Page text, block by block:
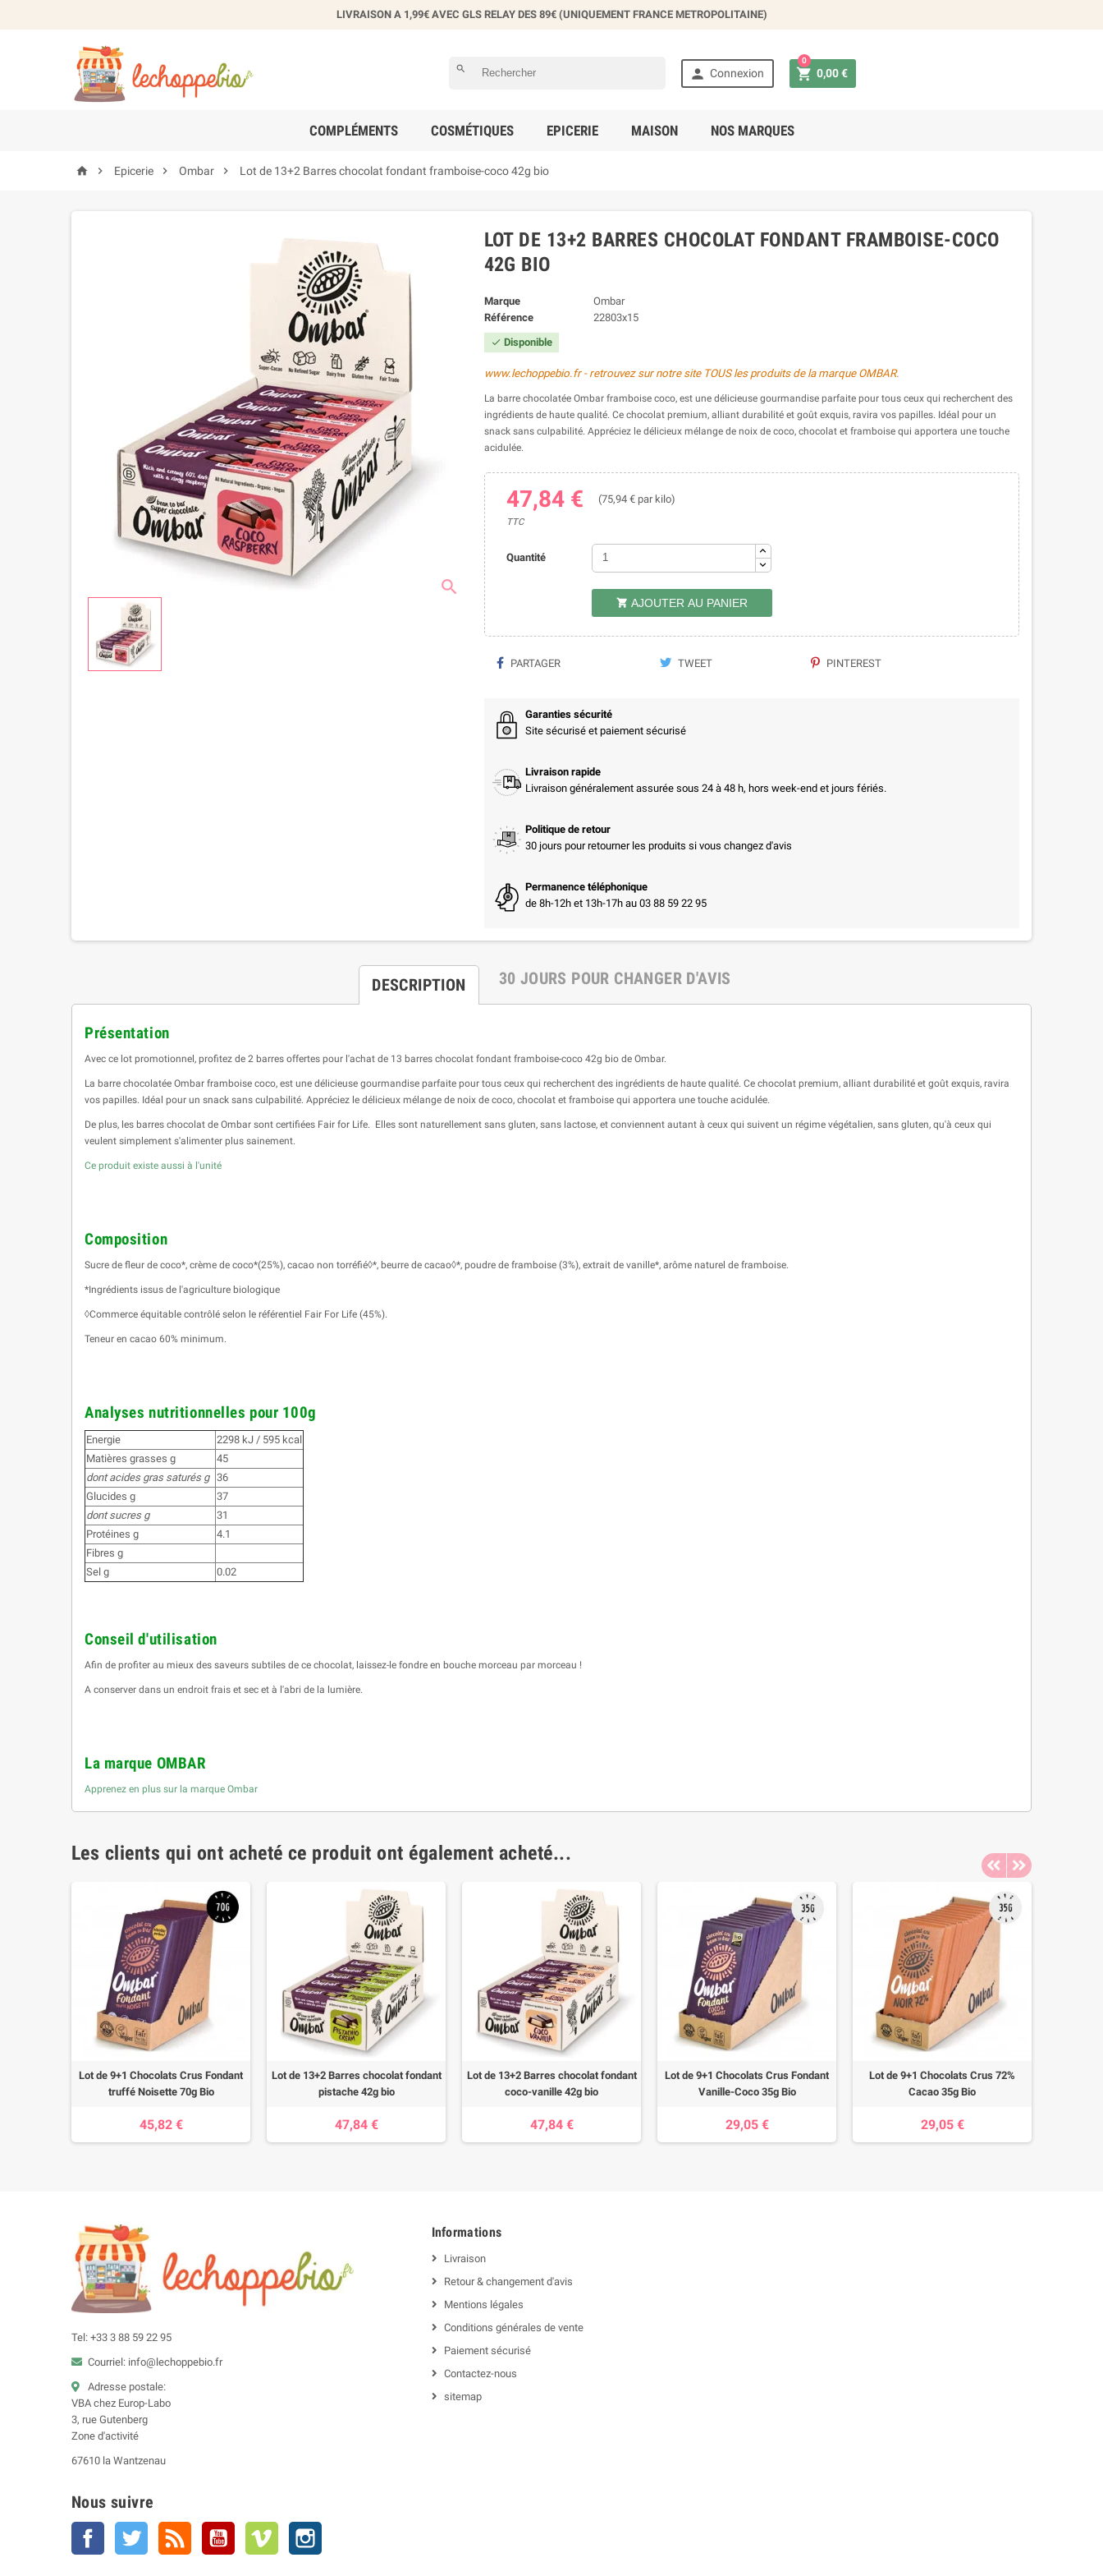
LIVRAISON A 1,99€ AVEC GLS RELAY DES 89€ (UNIQUEMENT FRANCE METROPOLITAINE)
search  Connexion  0,00 €
0
COMPLÉMENTS COSMÉTIQUES EPICERIE MAISON NOS MARQUES
  Epicerie  Ombar  Lot de 13+2 Barres chocolat fondant framboise-coco 42g bio
search
LOT DE 13+2 BARRES CHOCOLAT FONDANT FRAMBOISE-COCO
42G BIO
Marque
Ombar
Référence
22803x15
 Disponible
www.lechoppebio.fr - retrouvez sur notre site TOUS les produits de la marque OMBAR.
La barre chocolatée Ombar framboise coco, est une délicieuse gourmandise parfaite pour tous ceux qui recherchent des
ingrédients de haute qualité. Ce chocolat premium, alliant durabilité et goût exquis, ravira vos papilles. Idéal pour un
snack sans culpabilité. Appréciez le délicieux mélange de noix de coco, chocolat et framboise qui apportera une touche
acidulée.
47,84 € (75,94 € par kilo)
TTC
Quantité
 AJOUTER AU PANIER
PARTAGER TWEET PINTEREST
Garanties sécurité
Site sécurisé et paiement sécurisé
Livraison rapide
Livraison généralement assurée sous 24 à 48 h, hors week-end et jours fériés.
Politique de retour
30 jours pour retourner les produits si vous changez d'avis
Permanence téléphonique
de 8h-12h et 13h-17h au 03 88 59 22 95
DESCRIPTION 30 JOURS POUR CHANGER D'AVIS
Présentation
Avec ce lot promotionnel, profitez de 2 barres offertes pour l'achat de 13 barres chocolat fondant framboise-coco 42g bio de Ombar.
La barre chocolatée Ombar framboise coco, est une délicieuse gourmandise parfaite pour tous ceux qui recherchent des ingrédients de haute qualité. Ce chocolat premium, alliant durabilité et goût exquis, ravira
vos papilles. Idéal pour un snack sans culpabilité. Appréciez le délicieux mélange de noix de coco, chocolat et framboise qui apportera une touche acidulée.
De plus, les barres chocolat de Ombar sont certifiées Fair for Life. Elles sont naturellement sans gluten, sans lactose, et conviennent autant à ceux qui suivent un régime végétalien, sans gluten, qu'à ceux qui
veulent simplement s'alimenter plus sainement.
Ce produit existe aussi à l'unité
Composition
Sucre de fleur de coco*, crème de coco*(25%), cacao non torréfié◊*, beurre de cacao◊*, poudre de framboise (3%), extrait de vanille*, arôme naturel de framboise.
*Ingrédients issus de l'agriculture biologique
◊Commerce équitable contrôlé selon le référentiel Fair For Life (45%).
Teneur en cacao 60% minimum.
Analyses nutritionnelles pour 100g
Energie
2298 kJ / 595 kcal
Matières grasses g
45
dont acides gras saturés g 36
Glucides g
37
dont sucres g
31
Protéines g
4.1
Fibres g
Sel g
0.02
Conseil d'utilisation
Afin de profiter au mieux des saveurs subtiles de ce chocolat, laissez-le fondre en bouche morceau par morceau !
A conserver dans un endroit frais et sec et à l'abri de la lumière.
La marque OMBAR
Apprenez en plus sur la marque Ombar
Les clients qui ont acheté ce produit ont également acheté...
Lot de 9+1 Chocolats Crus Fondant
truffé Noisette 70g Bio
45,82 €
Lot de 13+2 Barres chocolat fondant
pistache 42g bio
47,84 €
Lot de 13+2 Barres chocolat fondant
coco-vanille 42g bio
47,84 €
Lot de 9+1 Chocolats Crus Fondant
Vanille-Coco 35g Bio
29,05 €
Lot de 9+1 Chocolats Crus 72%
Cacao 35g Bio
29,05 €
Tel: +33 3 88 59 22 95
Courriel: info@lechoppebio.fr
Adresse postale:
VBA chez Europ-Labo
3, rue Gutenberg
Zone d'activité
67610 la Wantzenau
Nous suivre
Facebook Twitter YouTube Vimeo
Informations
Livraison
Retour & changement d'avis
Mentions légales
Conditions générales de vente
Paiement sécurisé
Contactez-nous
sitemap
Annuler